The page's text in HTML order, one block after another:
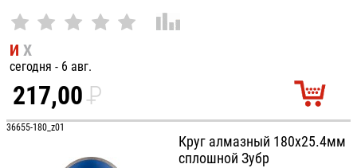
И Х
сегодня - 6 авг.
217,00P
УБ.
36655-180_z01
Круг алмазный 180х25.4мм
сплошной Зубр